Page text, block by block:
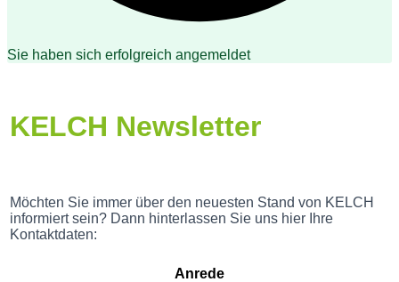
Sie haben sich erfolgreich angemeldet
KELCH Newsletter
Möchten Sie immer über den neuesten Stand von KELCH
informiert sein? Dann hinterlassen Sie uns hier Ihre
Kontaktdaten:
Anrede